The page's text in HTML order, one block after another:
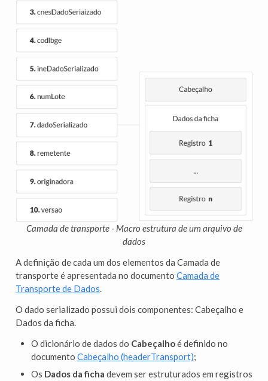
Camada de transporte - Macro estrutura de um arquivo de
dados
A definição de cada um dos elementos da Camada de
transporte é apresentada no documento Camada de
Transporte de Dados.
O dado serializado possui dois componentes: Cabeçalho e
Dados da ficha.
O dicionário de dados do Cabeçalhoé definido no
documento Cabeçalho (headerTransport);
Os Dados da ficha devem ser estruturados em registros